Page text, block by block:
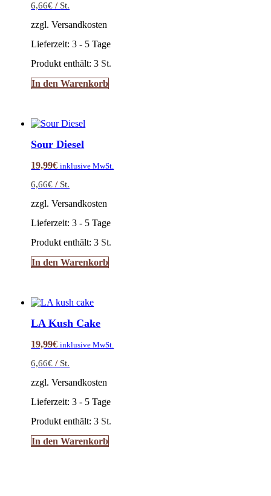
6,66€ / St.
zzgl. Versandkosten
Lieferzeit:3 - 5 Tage
Produkt enthält: 3 St.
In den Warenkorb
Sour Diesel
19,99€ inklusive MwSt.
6,66€ / St.
zzgl. Versandkosten
Lieferzeit:3 - 5 Tage
Produkt enthält: 3 St.
In den Warenkorb
LA Kush Cake
19,99€ inklusive MwSt.
6,66€ / St.
zzgl. Versandkosten
Lieferzeit:3 - 5 Tage
Produkt enthält: 3 St.
In den Warenkorb